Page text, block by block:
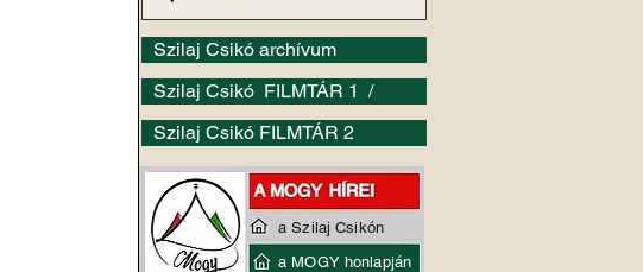
Szilaj Csikó archívum
Szilaj Csikó FILMTÁR 1 /
Szilaj Csikó FILMTÁR 2
a Szilaj Csikón
a MOGY honlapján